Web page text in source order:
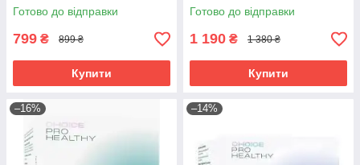
Готово до відправки
799 ₴ 899 ₴
Купити
Готово до відправки
1 190 ₴ 1 380 ₴
Купити
–16% –14%